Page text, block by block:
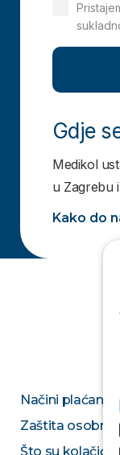
Gdje
Medikol
u Zagrebu
Kako do
Načini plaćanja
Zaštita
Što su kolačići